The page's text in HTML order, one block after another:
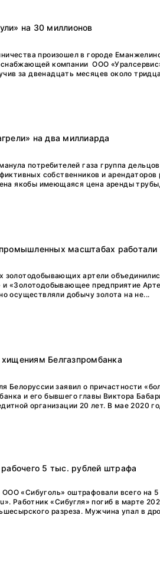
на 30 миллионов
произошел в городе
компании ООО
за двенадцать месяцев около
на два миллиарда
потребителей газа группа
собственников и арендаторов
якобы имеющаяся цена аренды
масштабах работали
золотодобывающих артели
«Золотодобывающее предприятие
осуществляли добычу золота на не...
Белгазпромбанка
Белоруссии заявил о причастности
и его бывшего главы Виктора
организации 20 лет. В мае 2020
рабочего 5 тыс. рублей штрафа
«Сибуголь» оштрафовали всего на 5
Работник «Сибугля» погиб в марте
разреза. Мужчина упал в